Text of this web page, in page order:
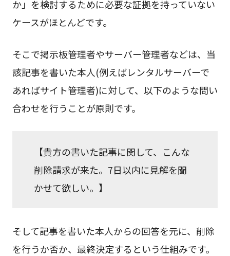
か」を検討するために必要な証拠を持っていない
ケースがほとんどです。
そこで掲示板管理者やサーバー管理者などは、当
該記事を書いた本人(例えばレンタルサーバーで
あればサイト管理者)に対して、以下のような問い
合わせを行うことが原則です。
【貴方の書いた記事に関して、こんな
削除請求が来た。7日以内に見解を聞
かせて欲しい。】
そして記事を書いた本人からの回答を元に、削除
を行うか否か、最終決定するという仕組みです。